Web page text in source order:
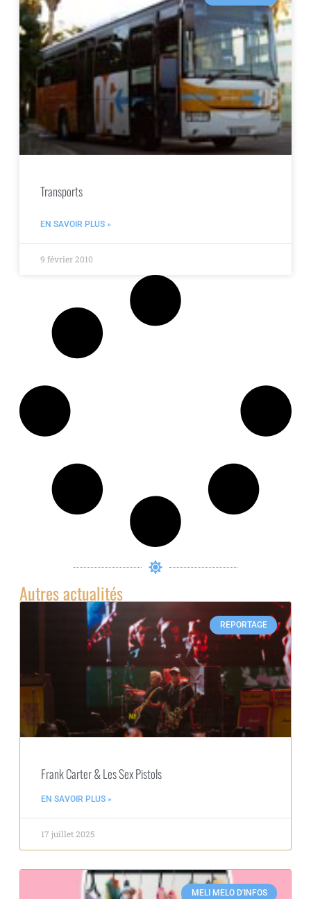
Transports
EN SAVOIR PLUS »
9 février 2010
Autres actualités
REPORTAGE
Frank Carter & Les Sex Pistols
EN SAVOIR PLUS »
17 juillet 2025
MELI MELO D'INFOS